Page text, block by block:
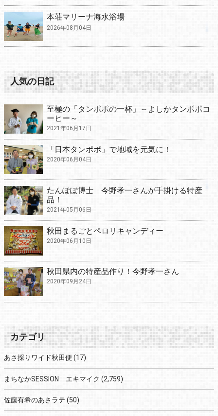
本荘マリーナ海水浴場
2026年08月04日
人気の日記
至極の「タンポポの一杯」～よしかタンポポコ
ーヒー～
2021年06月17日
「日本タンポポ」で地域を元気に！
2020年06月04日
たんぽぽ博士 今野孝一さんが手掛ける特産
品！
2021年05月06日
秋田まるごとペロリキャンディー
2020年06月10日
秋田県内の特産品作り！今野孝一さん
2020年09月24日
カテゴリ
あさ採りワイド秋田便 (17)
まちなかSESSION エキマイク (2,759)
佐藤有希のあさラテ (50)